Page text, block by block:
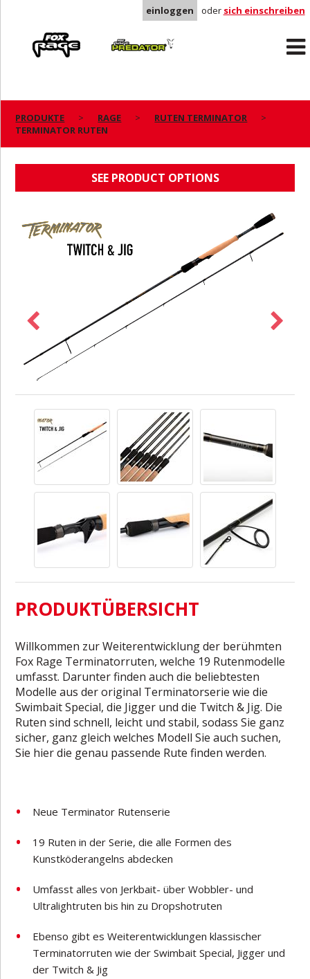
einloggen oder sich einschreiben
Predator
PRODUKTE RAGE
RUTEN TERMINATOR
TERMINATOR RUTEN
SEE PRODUCT OPTIONS
PRODUKTÜBERSICHT
Willkommen zur Weiterentwicklung der berühmten
Fox Rage Terminatorruten, welche 19 Rutenmodelle
umfasst. Darunter finden auch die beliebtesten
Modelle aus der original Terminatorserie wie die
Swimbait Special, die Jigger und die Twitch & Jig. Die
Ruten sind schnell, leicht und stabil, sodass Sie ganz
sicher, ganz gleich welches Modell Sie auch suchen,
Sie hier die genau passende Rute finden werden.
Neue Terminator Rutenserie
19 Ruten in der Serie, die alle Formen des
Kunstköderangelns abdecken
Umfasst alles von Jerkbait- über Wobbler- und
Ultralightruten bis hin zu Dropshotruten
Ebenso gibt es Weiterentwicklungen klassischer
Terminatorruten wie der Swimbait Special, Jigger und
der Twitch & Jig